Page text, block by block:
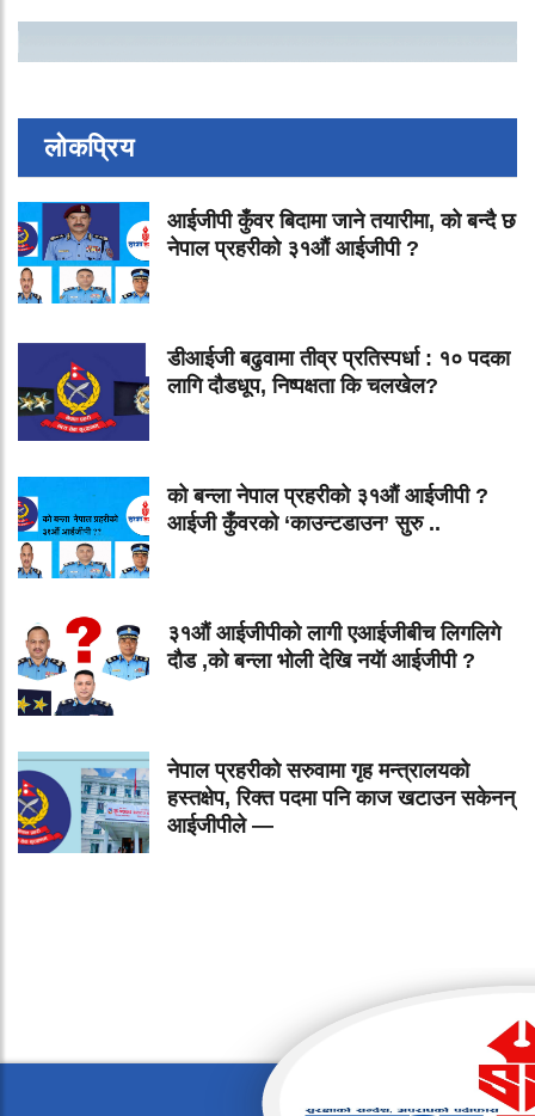
लोकप्रिय
आईजीपी कुँवर बिदामा जाने तयारीमा, को बन्दै छ
नेपाल प्रहरीको ३१औं आईजीपी ?
डीआईजी बढुवामा तीव्र प्रतिस्पर्धा : १० पदका
लागि दौडधूप, निष्पक्षता कि चलखेल?
को बन्ला नेपाल प्रहरीको ३१औं आईजीपी ?
आईजी कुँवरको ‘काउन्टडाउन’ सुरु ..
३१औं आईजीपीको लागी एआईजीबीच लिगलिगे
दौड ,को बन्ला भोली देखि नयॅा आईजीपी ?
नेपाल प्रहरीको सरुवामा गृह मन्त्रालयको
हस्तक्षेप, रिक्त पदमा पनि काज खटाउन सकेनन्
आईजीपीले —